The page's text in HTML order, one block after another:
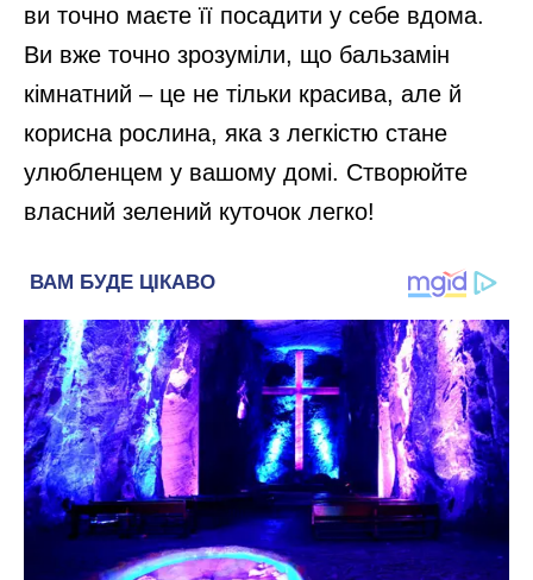
ви точно маєте її посадити у себе вдома.
Ви вже точно зрозуміли, що бальзамін
кімнатний – це не тільки красива, але й
корисна рослина, яка з легкістю стане
улюбленцем у вашому домі. Створюйте
власний зелений куточок легко!